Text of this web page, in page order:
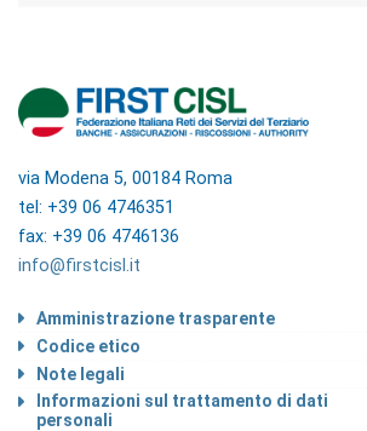
via Modena 5, 00184 Roma
tel: +39 06 4746351
fax: +39 06 4746136
info@firstcisl.it
Amministrazione trasparente
Codice etico
Note legali
Informazioni sul trattamento di dati
personali